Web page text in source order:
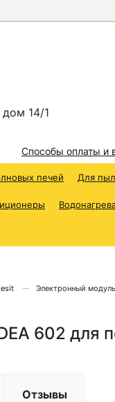
14/1
Способы оплаты и
печей Для
Электронный
602 для
Отзывы